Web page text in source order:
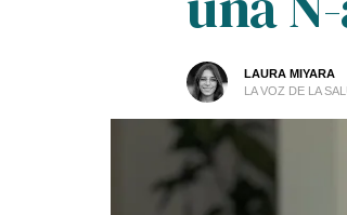
LAURA MIYARA
LA VOZ DE LA